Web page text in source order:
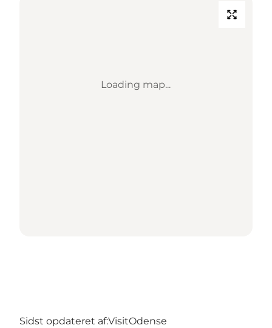
Loading map...
Sidst opdateret af:VisitOdense